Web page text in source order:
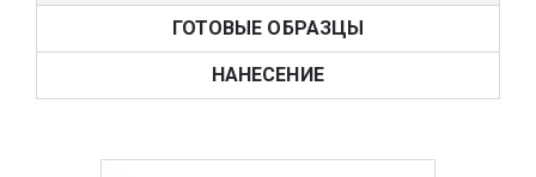
ГОТОВЫЕ ОБРАЗЦЫ
НАНЕСЕНИЕ